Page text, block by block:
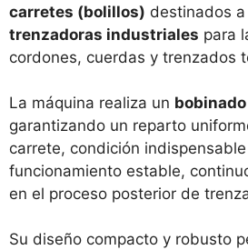
carretes (bolillos) destinados
trenzadoras industriales para
cordones, cuerdas y trenzados
La máquina realiza un
garantizando un reparto
carrete, condición
funcionamiento estable,
en el proceso posterior de
Su diseño compacto y robusto